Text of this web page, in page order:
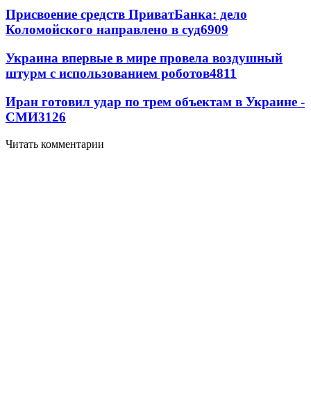
Присвоение средств ПриватБанка: дело
Коломойского направлено в суд6909
Украина впервые в мире провела воздушный
штурм с использованием роботов4811
Иран готовил удар по трем объектам в Украине -
СМИ3126
Читать комментарии